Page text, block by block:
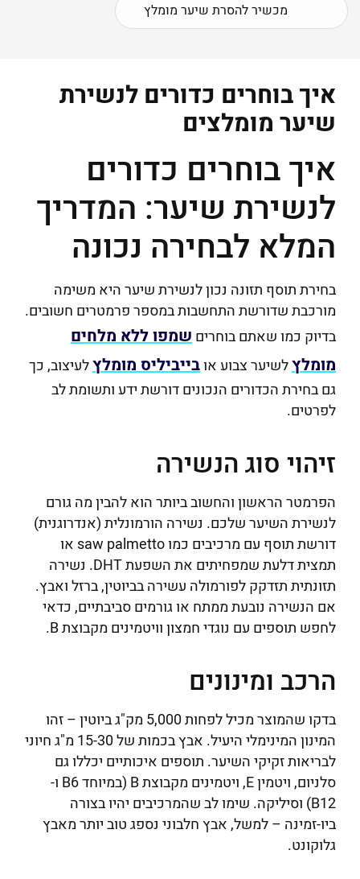
מכשיר להסרת שיער מומלץ
איך בוחרים כדורים לנשירת
שיער מומלצים
איך בוחרים כדורים
לנשירת שיער: המדריך
המלא לבחירה נכונה
בחירת תוסף תזונה נכון לנשירת שיער היא משימה
מורכבת שדורשת התחשבות במספר פרמטרים חשובים.
בדיוק כמו שאתם בוחריםשמפו ללא מלחים
מומלץלשיער צבוע אובייביליס מומלץלעיצוב, כך
גם בחירת הכדורים הנכונים דורשת ידע ותשומת לב
לפרטים.
זיהוי סוג הנשירה
הפרמטר הראשון והחשוב ביותר הוא להבין מה גורם
לנשירת השיער שלכם. נשירה הורמונלית (אנדרוגנית)
דורשת תוסף עם מרכיבים כמו saw palmetto או
תמצית דלעת שמפחיתים את השפעת DHT. נשירה
תזונתית תזדקק לפורמולה עשירה בביוטין, ברזל ואבץ.
אם הנשירה נובעת ממתח או גורמים סביבתיים, כדאי
לחפש תוספים עם נוגדי חמצון וויטמינים מקבוצת B.
הרכב ומינונים
בדקו שהמוצר מכיל לפחות 5,000 מק"ג ביוטין – זהו
המינון המינימלי היעיל. אבץ בכמות של 15-30 מ"ג חיוני
לבריאות זקיקי השיער. תוספים איכותיים יכללו גם
סלניום, ויטמין E, ויטמינים מקבוצת B (במיוחד B6 ו-
B12) וסיליקה. שימו לב שהמרכיבים יהיו בצורה
ביו-זמינה – למשל, אבץ חלבוני נספג טוב יותר מאבץ
גלוקונט.